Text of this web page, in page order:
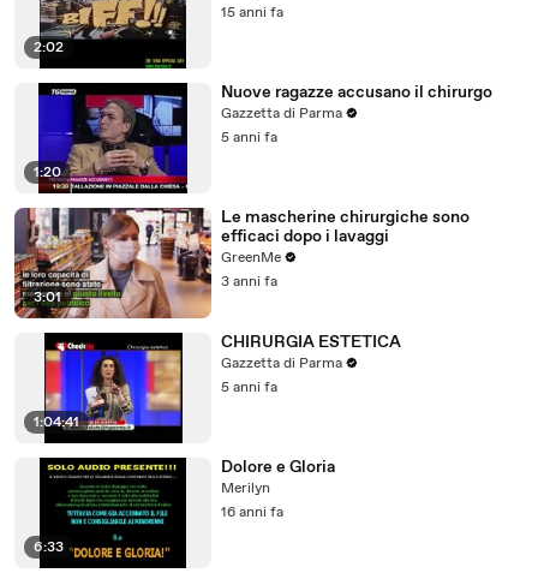
2:02
15 anni fa
1:20
Nuove ragazze accusano il chirurgo
Gazzetta di Parma
5 anni fa
3:01
Le mascherine chirurgiche sono
efficaci dopo i lavaggi
GreenMe
3 anni fa
1:04:41
CHIRURGIA ESTETICA
Gazzetta di Parma
5 anni fa
6:33
Dolore e Gloria
Merilyn
16 anni fa